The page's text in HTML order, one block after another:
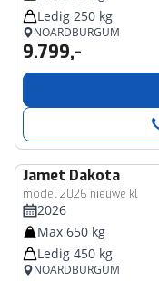
Ledig 250 kg
NOARDBURGUM
9.799,-
Jamet Dakota
model 2026 nieuwe kl
2026
Max 650 kg
Ledig 450 kg
NOARDBURGUM